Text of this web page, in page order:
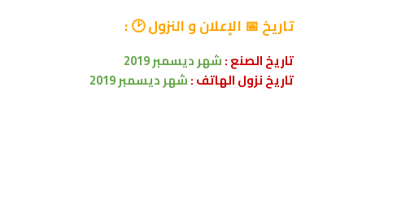
تاريخ📅 الإعلان و النزول 🕑:
تاريخ الصنع :شهرديسمبر2019
تاريخ نزول الهاتف :شهرديسمبر2019